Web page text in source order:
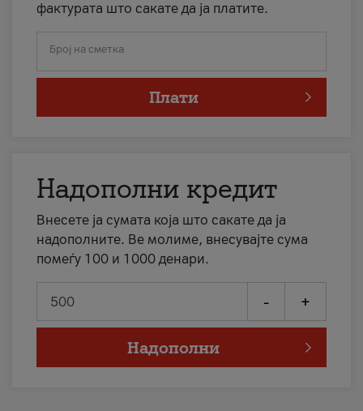
фактурата што сакате да ја платите.
Број на сметка
Плати
Надополни кредит
Внесете ја сумата која што сакате да ја
надополните. Ве молиме, внесувајте сума
помеѓу 100 и 1000 денари.
- +
Надополни